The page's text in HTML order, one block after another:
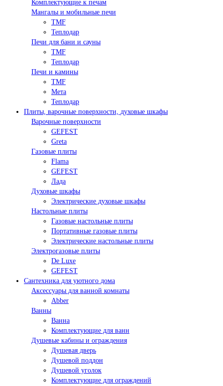
Комплектующие к печам
Мангалы и мобильные печи
TMF
Теплодар
Печи для бани и сауны
TMF
Теплодар
Печи и камины
TMF
Мета
Теплодар
Плиты, варочные поверхности, духовые шкафы
Варочные поверхности
GEFEST
Greta
Газовые плиты
Flama
GEFEST
Лада
Духовые шкафы
Электрические духовые шкафы
Настольные плиты
Газовые настольные плиты
Портативные газовые плиты
Электрические настольные плиты
Электрогазовые плиты
De Luxe
GEFEST
Сантехника для уютного дома
Аксессуары для ванной комнаты
Abber
Ванны
Ванна
Комплектующие для ванн
Душевые кабины и ограждения
Душевая дверь
Душевой поддон
Душевой уголок
Комплектующие для ограждений